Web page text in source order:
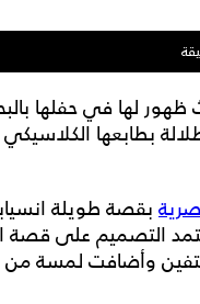
لها في حفلها
بطابعها
بقصة طويلة
وأضافت لمسة من